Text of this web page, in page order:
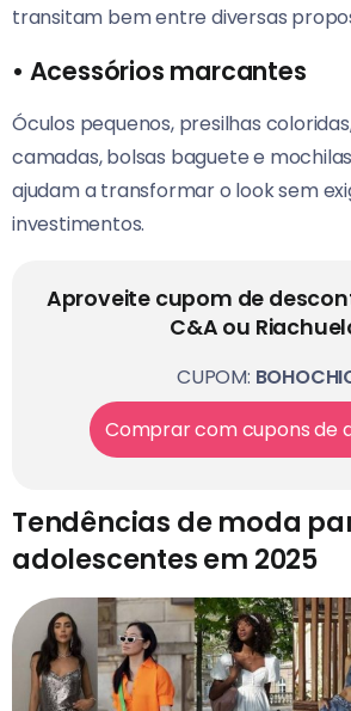
transitam bem entre diversas
• Acessórios marcantes
Óculos pequenos, presilhas
camadas, bolsas baguete e
ajudam a transformar o look sem
investimentos.
Aproveite cupom de
C&A ou
CUPOM:
Comprar com cupons de
Tendências de moda
adolescentes em 2025